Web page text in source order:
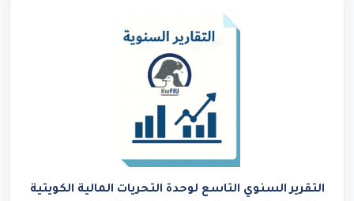
التقرير السنوي التاسع لوحدة التحريات المالية الكويتية